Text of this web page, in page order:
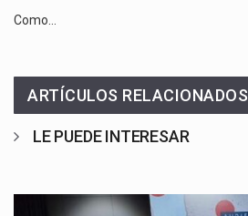
Como…
ARTÍCULOS RELACIONADOS
LE PUEDE INTERESAR